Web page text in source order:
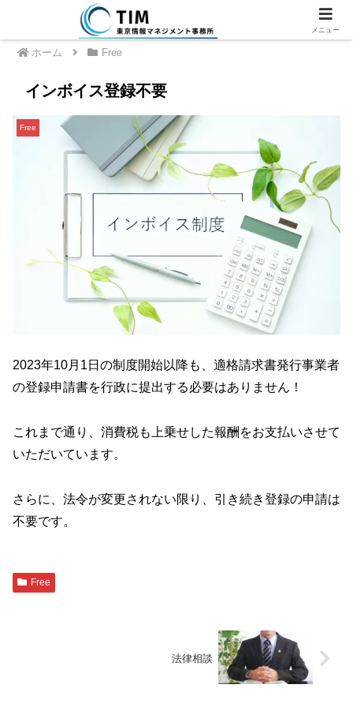
ホーム Free
インボイス登録不要
Free
2023年10月1日の制度開始以降も、適格請求書発行事業者
の登録申請書を行政に提出する必要はありません！
これまで通り、消費税も上乗せした報酬をお支払いさせて
いただいています。
さらに、法令が変更されない限り、引き続き登録の申請は
不要です。
Free
法律相談
メニュー